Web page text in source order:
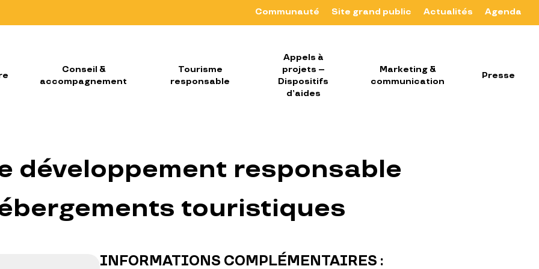
Communauté Site grand public Actualités Agenda
Conseil &
accompagnement
Tourisme
responsable
Appels à
projets –
Dispositifs
d’aides
Marketing &
communication
Presse
développement responsable
touristiques
INFORMATIONS COMPLÉMENTAIRES :